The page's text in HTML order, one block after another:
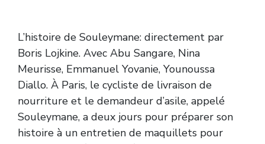
L’histoire de Souleymane: directement par
Boris Lojkine. Avec Abu Sangare, Nina
Meurisse, Emmanuel Yovanie, Younoussa
Diallo. À Paris, le cycliste de livraison de
nourriture et le demandeur d’asile, appelé
Souleymane, a deux jours pour préparer son
histoire à un entretien de maquillets pour